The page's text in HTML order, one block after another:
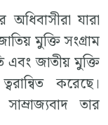
যারা
মুক্তি সংগ্রাম
এবং জাতীয় মুক্তি
করেছে।
তার